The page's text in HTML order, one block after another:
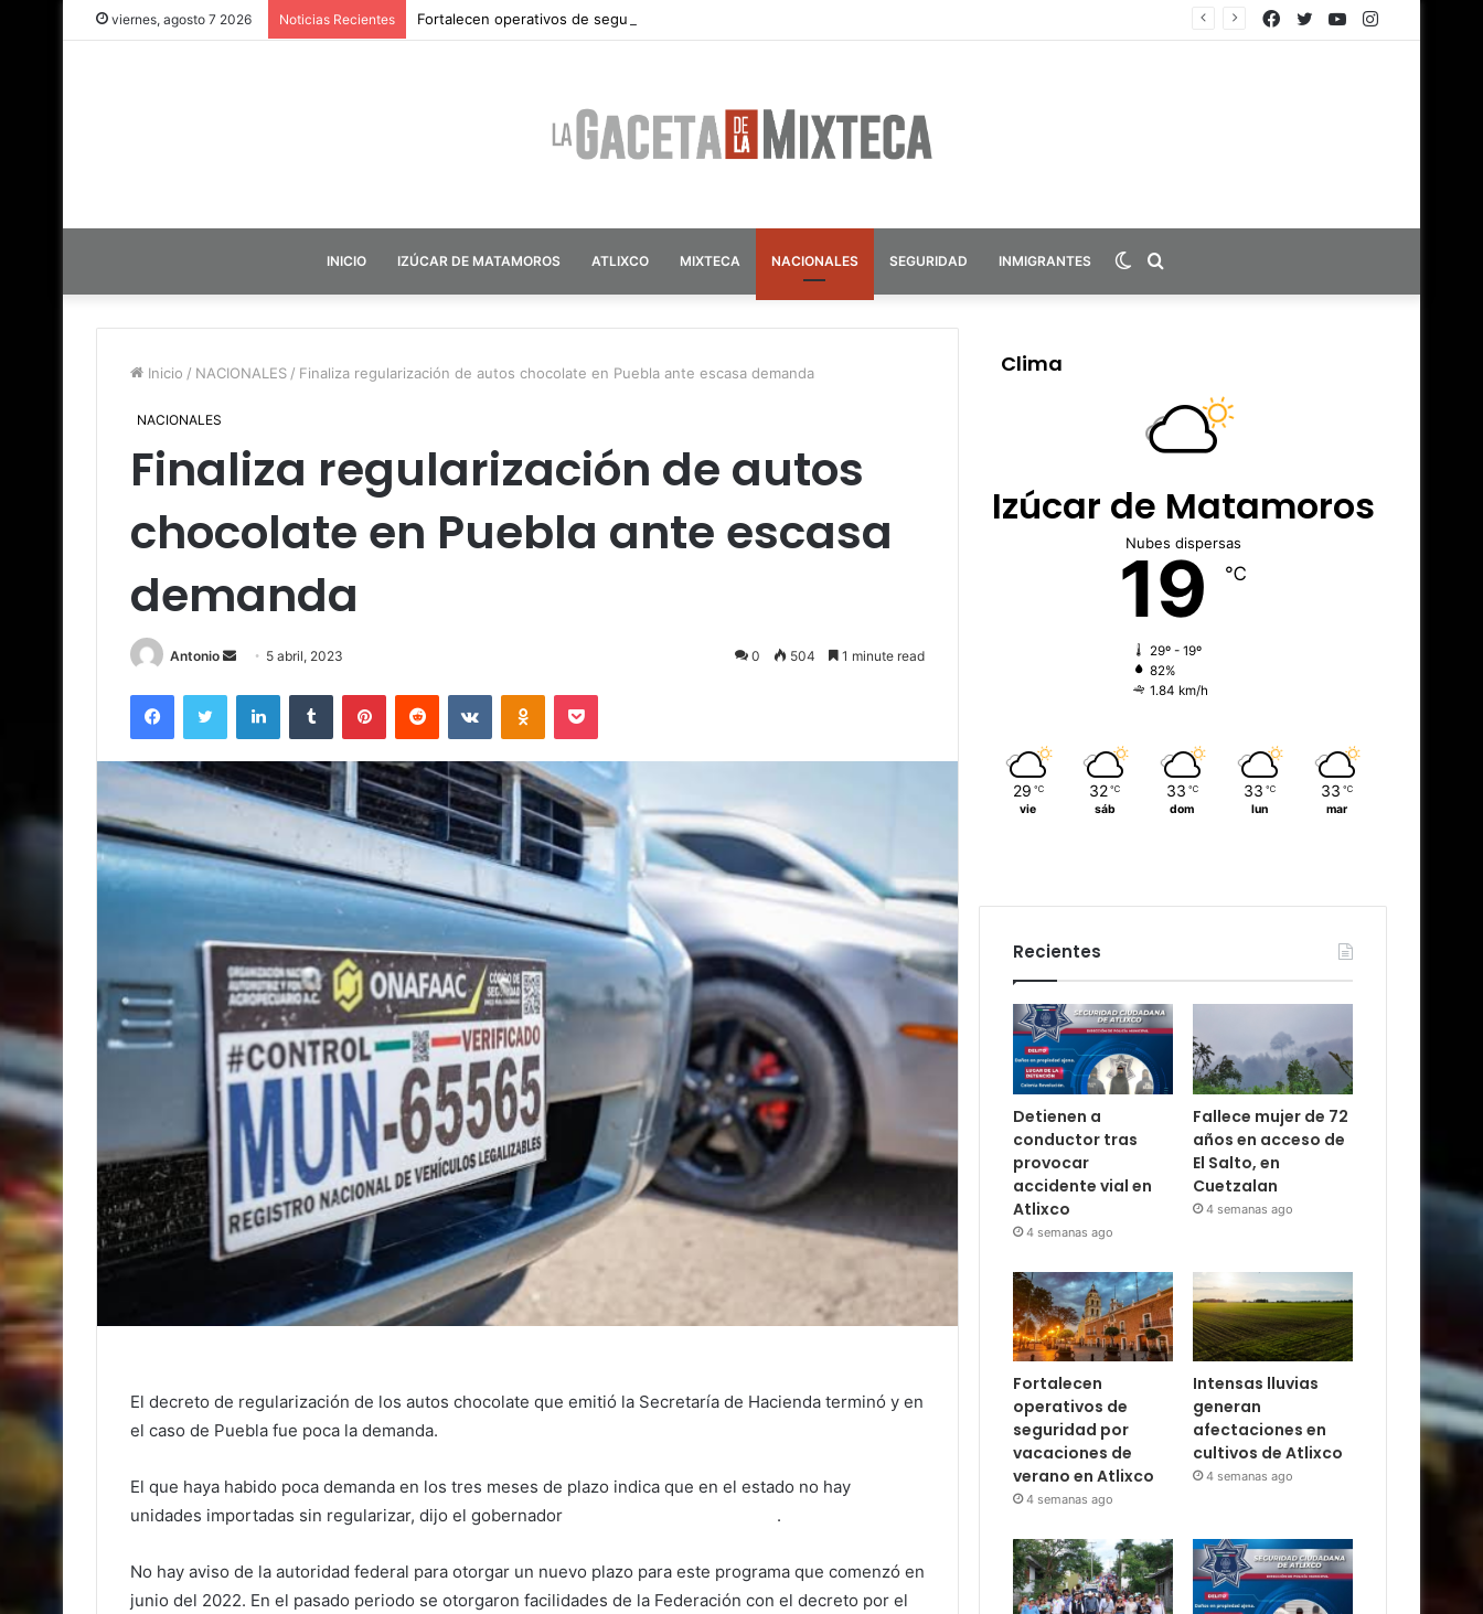
viernes, agosto 7 2026 Noticias Recientes Fortalecen operativos de seguridad por vacaciones de verano en Atlixco Instagram
YouTube
Twitter
Facebook
INICIO IZÚCAR DE MATAMOROS ATLIXCO MIXTECA NACIONALES SEGURIDAD INMIGRANTES Switch
Inicio / NACIONALES / Finaliza regularización de autos chocolate en Puebla ante escasa demanda
NACIONALES
Finaliza regularización de autos
chocolate en Puebla ante escasa
demanda
Antonio
Send
email
5 abril, 2023 0 504 1 minute read
FacebookTwitter LinkedInTumblr PinterestReddit VKontakteOdnoklassniki
Pocket
El decreto de regularización de los autos chocolate que emitió la Secretaría de Hacienda terminó y en
el caso de Puebla fue poca la demanda.
El que haya habido poca demanda en los tres meses de plazo indica que en el estado no hay
unidades importadas sin regularizar, dijo el gobernador
.
No hay aviso de la autoridad federal para otorgar un nuevo plazo para este programa que comenzó en
junio del 2022. En el pasado periodo se otorgaron facilidades de la Federación con el decreto por el
Clima
Izúcar de Matamoros
Nubes dispersas
19 ℃
29º - 19º
82%
1.84 km/h
29 ℃
vie
32 ℃
sáb
33 ℃
dom
33 ℃
lun
33 ℃
mar
Recientes
Detienen a
conductor tras
provocar
accidente vial en
Atlixco
4 semanas ago
Fallece mujer de 72
años en acceso de
El Salto, en
Cuetzalan
4 semanas ago
Fortalecen
operativos de
seguridad por
vacaciones de
verano en Atlixco
4 semanas ago
Intensas lluvias
generan
afectaciones en
cultivos de Atlixco
4 semanas ago